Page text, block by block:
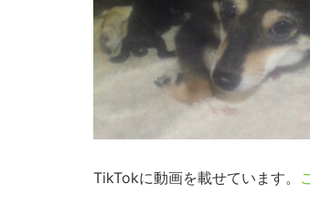
TikTokに動画を載せています。